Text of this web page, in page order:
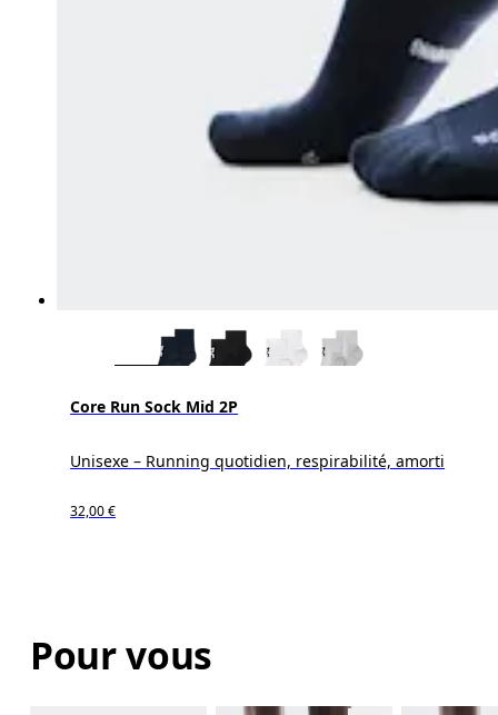
Core Run Sock Mid 2P
Unisexe – Running quotidien, respirabilité, amorti
32,00 €
Pour vous